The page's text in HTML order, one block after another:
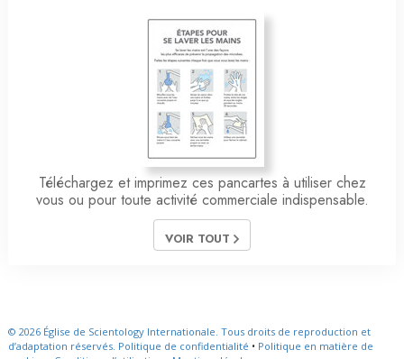
Téléchargez et imprimez ces pancartes à utiliser chez
vous ou pour toute activité commerciale indispensable.
VOIR TOUT
© 2026 Église de Scientology Internationale. Tous droits de reproduction et
d’adaptation réservés. Politique de confidentialité • Politique en matière de